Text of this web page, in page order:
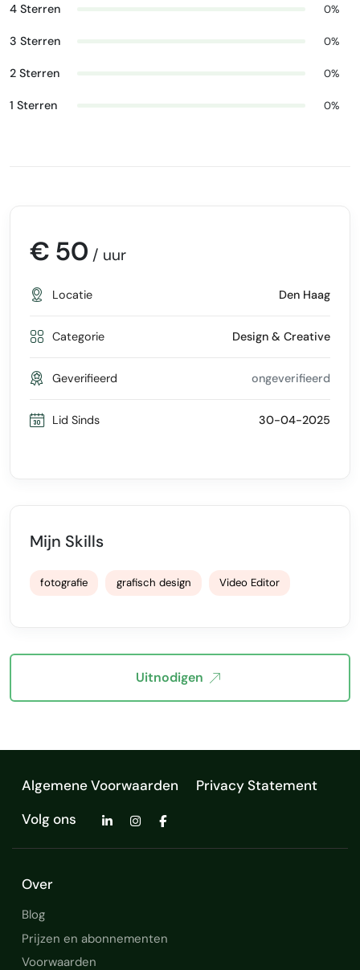
4 Sterren 0%
3 Sterren 0%
2 Sterren 0%
1 Sterren 0%
€ 50 / uur
Locatie Den Haag
Categorie Design & Creative
Geverifieerd ongeverifieerd
Lid Sinds 30-04-2025
Mijn Skills
fotografie grafisch design Video Editor
Uitnodigen
Algemene Voorwaarden
Privacy Statement
Volg ons
Over
Blog
Prijzen en abonnementen
Voorwaarden